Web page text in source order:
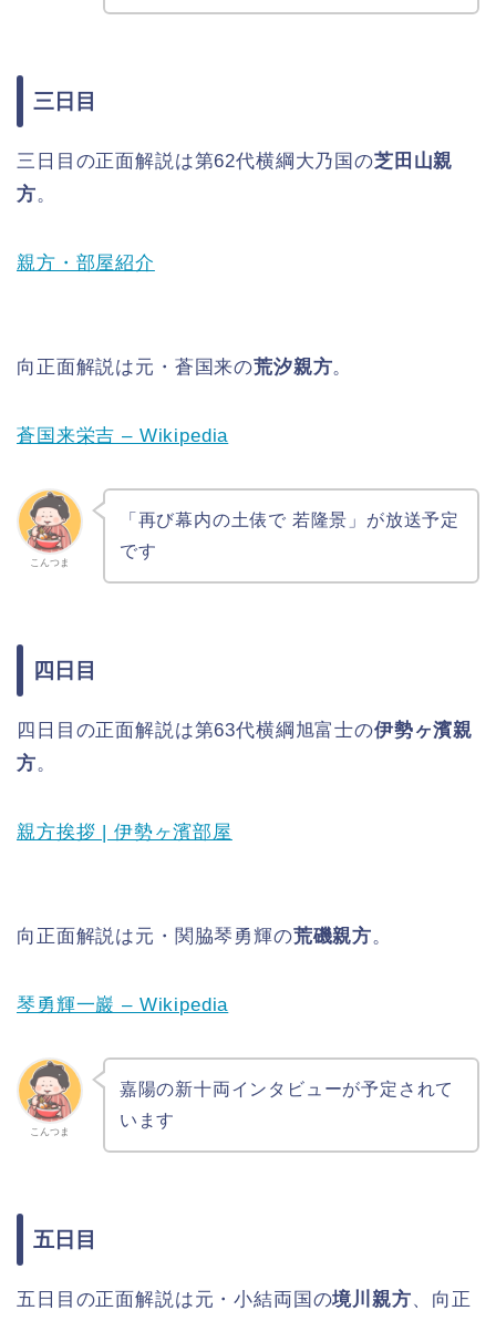
三日目
三日目の正面解説は第62代横綱大乃国の芝田山親
方。
親方・部屋紹介
向正面解説は元・蒼国来の荒汐親方。
蒼国来栄吉 – Wikipedia
こんつま
「再び幕内の土俵で 若隆景」が放送予定
です
四日目
四日目の正面解説は第63代横綱旭富士の伊勢ヶ濱親
方。
親方挨拶 | 伊勢ヶ濱部屋
向正面解説は元・関脇琴勇輝の荒磯親方。
琴勇輝一巖 – Wikipedia
こんつま
嘉陽の新十両インタビューが予定されて
います
五日目
五日目の正面解説は元・小結両国の境川親方、向正